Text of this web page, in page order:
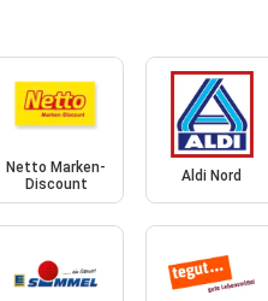
Netto Marken-
Discount
Aldi Nord